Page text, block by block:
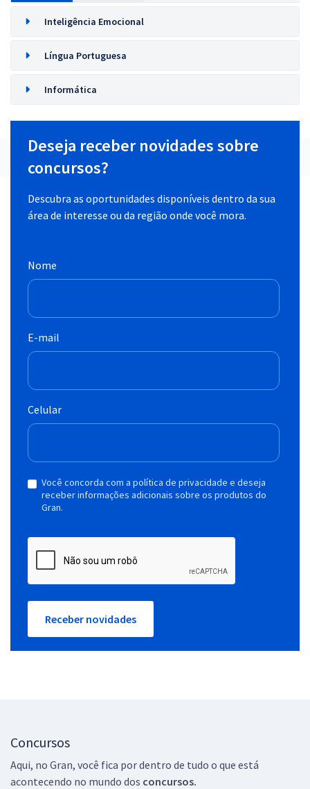
Inteligência Emocional
Língua Portuguesa
Informática
Deseja receber novidades sobre
concursos?
Descubra as oportunidades disponíveis dentro da sua
área de interesse ou da região onde você mora.
Nome
E-mail
Celular
Você concorda com a política de privacidade e deseja
receber informações adicionais sobre os produtos do
Gran.
Receber novidades
Concursos
Aqui, no Gran, você fica por dentro de tudo o que está
acontecendo no mundo dos concursos.